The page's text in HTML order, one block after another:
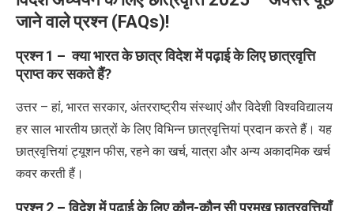
जाने वाले प्रश्न (FAQs)!
प्रश्न1 –क्या भारत के छात्र विदेश में पढ़ाई के लिए छात्रवृत्ति
प्राप्त कर सकते हैं?
उत्तर – हां, भारत सरकार, अंतरराष्ट्रीय संस्थाएं और विदेशी विश्वविद्यालय
हर साल भारतीय छात्रों के लिए विभिन्न छात्रवृत्तियां प्रदान करते हैं। यह
छात्रवृत्तियां ट्यूशन फीस,रहने का खर्च,यात्रा और अन्य अकादमिक खर्च
कवर करती हैं।
प्रश्न2 –विदेश में पढ़ाई के लिए कौन-कौन सी प्रमुख छात्रवृत्तियाँ